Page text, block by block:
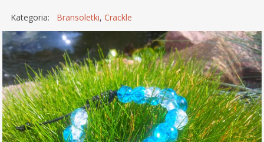
Kategoria: Bransoletki, Crackle